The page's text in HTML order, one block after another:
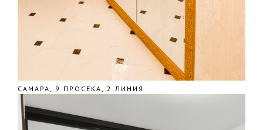
САМАРА, 9 ПРОСЕКА, 2 ЛИНИЯ